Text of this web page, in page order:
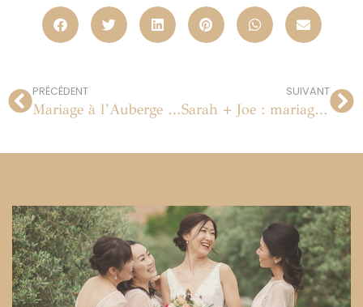
PRÉCÉDENT
Mariage à l’Auberge des Adrets en Provence
SUIVANT
Sarah + Joe : mariage à Paris au Musée Rodin le 14 juillet 2012